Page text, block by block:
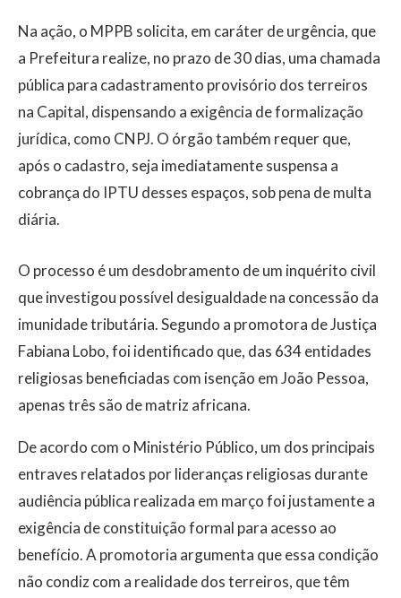
Na ação, o MPPB solicita, em caráter de urgência, que
a Prefeitura realize, no prazo de 30 dias, uma chamada
pública para cadastramento provisório dos terreiros
na Capital, dispensando a exigência de formalização
jurídica, como CNPJ. O órgão também requer que,
após o cadastro, seja imediatamente suspensa a
cobrança do IPTU desses espaços, sob pena de multa
diária.
O processo é um desdobramento de um inquérito civil
que investigou possível desigualdade na concessão da
imunidade tributária. Segundo a promotora de Justiça
Fabiana Lobo, foi identificado que, das 634 entidades
religiosas beneficiadas com isenção em João Pessoa,
apenas três são de matriz africana.
De acordo com o Ministério Público, um dos principais
entraves relatados por lideranças religiosas durante
audiência pública realizada em março foi justamente a
exigência de constituição formal para acesso ao
benefício. A promotoria argumenta que essa condição
não condiz com a realidade dos terreiros, que têm